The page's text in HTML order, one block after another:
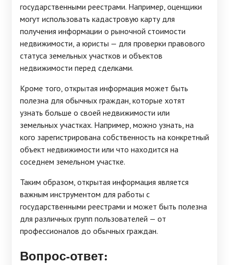
государственными реестрами. Например, оценщики
могут использовать кадастровую карту для
получения информации о рыночной стоимости
недвижимости, а юристы — для проверки правового
статуса земельных участков и объектов
недвижимости перед сделками.
Кроме того, открытая информация может быть
полезна для обычных граждан, которые хотят
узнать больше о своей недвижимости или
земельных участках. Например, можно узнать, на
кого зарегистрирована собственность на конкретный
объект недвижимости или что находится на
соседнем земельном участке.
Таким образом, открытая информация является
важным инструментом для работы с
государственными реестрами и может быть полезна
для различных групп пользователей — от
профессионалов до обычных граждан.
Вопрос-ответ: